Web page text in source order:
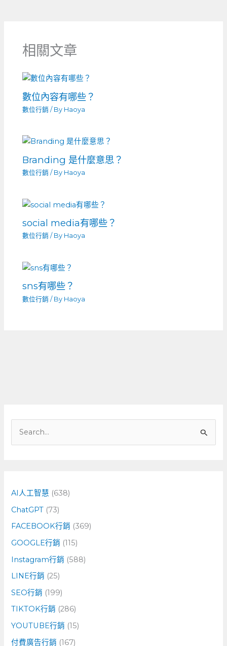
相關文章
數位內容有哪些？
數位行銷 / By Haoya
Branding 是什麼意思？
數位行銷 / By Haoya
social media有哪些？
數位行銷 / By Haoya
sns有哪些？
數位行銷 / By Haoya
字
:
AI人工智慧 (638)
ChatGPT (73)
FACEBOOK行銷 (369)
GOOGLE行銷 (115)
Instagram行銷 (588)
LINE行銷 (25)
SEO行銷 (199)
TIKTOK行銷 (286)
YOUTUBE行銷 (15)
付費廣告行銷 (167)